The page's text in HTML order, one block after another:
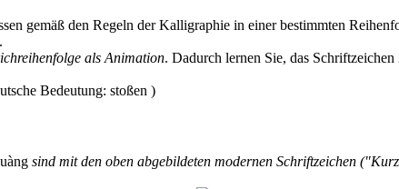
gemäß den Regeln der Kalligraphie in einer bestimmten
als Animation. Dadurch lernen Sie, das Schriftzeichen
sind mit den oben abgebildeten modernen Schriftzeichen